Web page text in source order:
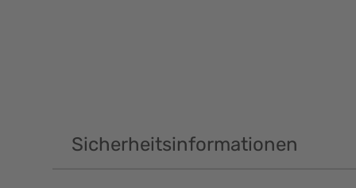
Sicherheitsinformationen